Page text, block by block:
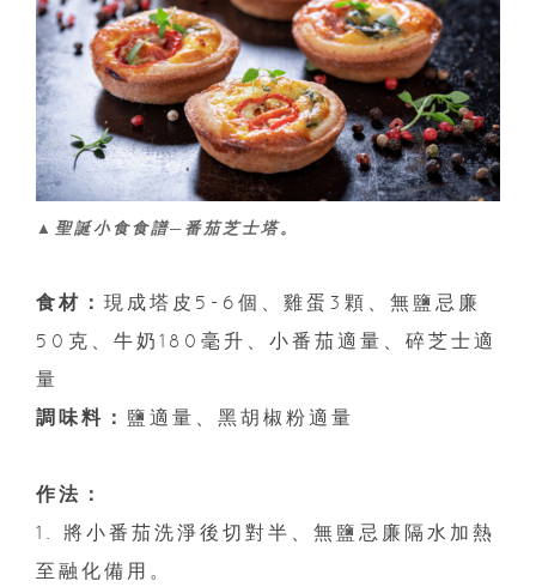
▲聖誕小食食譜─番茄芝士塔。
食材： 現成塔皮5-6個、雞蛋3顆、無鹽忌廉
50克、牛奶180毫升、小番茄適量、碎芝士適
量
調味料： 鹽適量、黑胡椒粉適量
作法：
1. 將小番茄洗淨後切對半、無鹽忌廉隔水加熱
至融化備用。